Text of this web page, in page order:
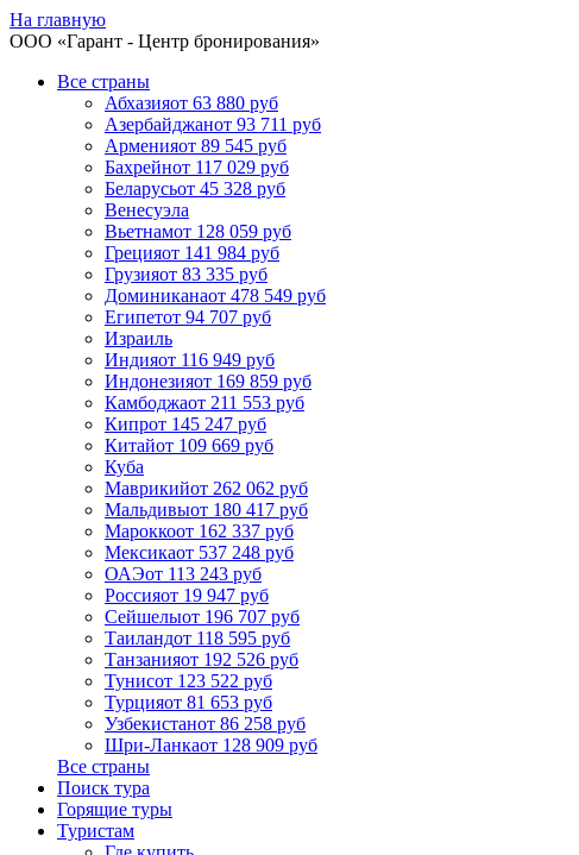
На главную
ООО «Гарант - Центр бронирования»
Все страны
Абхазияот 63 880 руб
Азербайджанот 93 711 руб
Арменияот 89 545 руб
Бахрейнот 117 029 руб
Беларусьот 45 328 руб
Венесуэла
Вьетнамот 128 059 руб
Грецияот 141 984 руб
Грузияот 83 335 руб
Доминиканаот 478 549 руб
Египетот 94 707 руб
Израиль
Индияот 116 949 руб
Индонезияот 169 859 руб
Камбоджаот 211 553 руб
Кипрот 145 247 руб
Китайот 109 669 руб
Куба
Маврикийот 262 062 руб
Мальдивыот 180 417 руб
Мароккоот 162 337 руб
Мексикаот 537 248 руб
ОАЭот 113 243 руб
Россияот 19 947 руб
Сейшелыот 196 707 руб
Таиландот 118 595 руб
Танзанияот 192 526 руб
Тунисот 123 522 руб
Турцияот 81 653 руб
Узбекистанот 86 258 руб
Шри-Ланкаот 128 909 руб
Все страны
Поиск тура
Горящие туры
Туристам